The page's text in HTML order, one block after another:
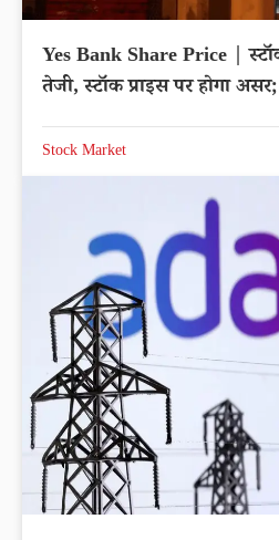
Yes Bank Share Price |
तेजी, स्टॉक प्राइस पर होगा
Stock Market